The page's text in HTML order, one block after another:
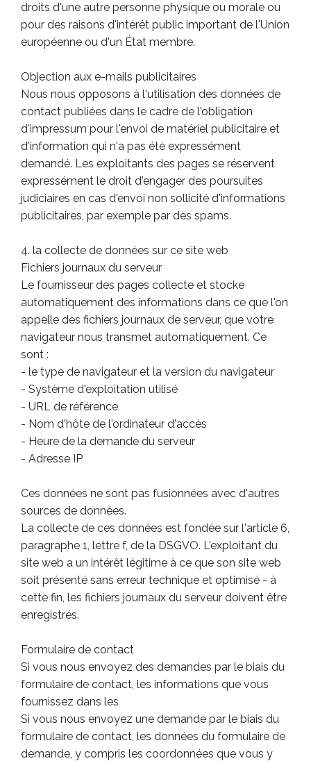
droits d'une autre personne physique ou morale ou
pour des raisons d'intérêt public important de l'Union
européenne ou d'un État membre.
Objection aux e-mails publicitaires
Nous nous opposons à l'utilisation des données de
contact publiées dans le cadre de l'obligation
d'impressum pour l'envoi de matériel publicitaire et
d'information qui n'a pas été expressément
demandé. Les exploitants des pages se réservent
expressément le droit d'engager des poursuites
judiciaires en cas d'envoi non sollicité d'informations
publicitaires, par exemple par des spams.
4. la collecte de données sur ce site web
Fichiers journaux du serveur
Le fournisseur des pages collecte et stocke
automatiquement des informations dans ce que l'on
appelle des fichiers journaux de serveur, que votre
navigateur nous transmet automatiquement. Ce
sont :
- le type de navigateur et la version du navigateur
- Système d'exploitation utilisé
- URL de référence
- Nom d'hôte de l'ordinateur d'accès
- Heure de la demande du serveur
- Adresse IP
Ces données ne sont pas fusionnées avec d'autres
sources de données.
La collecte de ces données est fondée sur l'article 6,
paragraphe 1, lettre f, de la DSGVO. L'exploitant du
site web a un intérêt légitime à ce que son site web
soit présenté sans erreur technique et optimisé - à
cette fin, les fichiers journaux du serveur doivent être
enregistrés.
Formulaire de contact
Si vous nous envoyez des demandes par le biais du
formulaire de contact, les informations que vous
fournissez dans les
Si vous nous envoyez une demande par le biais du
formulaire de contact, les données du formulaire de
demande, y compris les coordonnées que vous y